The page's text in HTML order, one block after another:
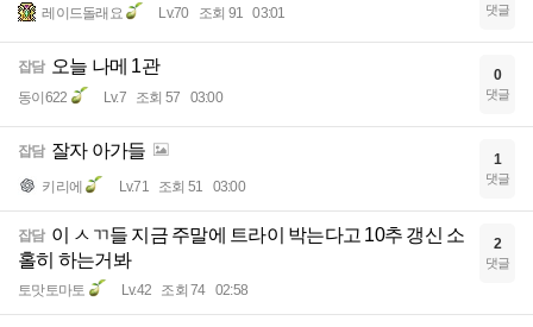
레이드돌래요 Lv.70 조회 91 03:01 댓글
잡담 오늘 나메 1관
동이622 Lv.7 조회 57 03:00
0
댓글
잡담 잘자 아가들
키리에 Lv.71 조회 51 03:00
1
댓글
잡담 이 ㅅㄲ들 지금 주말에 트라이 박는다고 10추 갱신 소
홀히 하는거봐
토맛토마토 Lv.42 조회 74 02:58
2
댓글